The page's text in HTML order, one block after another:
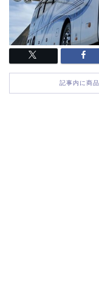
記事内に商